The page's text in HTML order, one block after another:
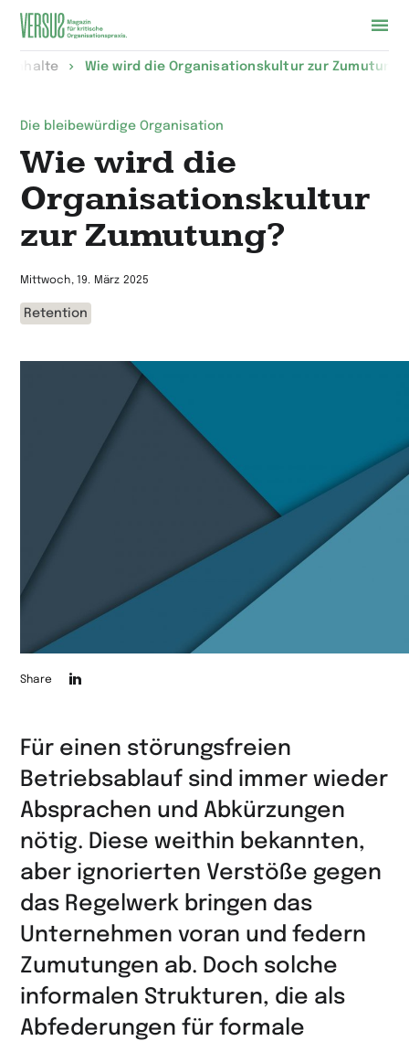
Zur
Inhalte Wie wird die Organisationskultur zur Zumutung?
Die bleibewürdige Organisation
Wie wird die
Organisationskultur
zur Zumutung?
Mittwoch, 19. März 2025
Retention
auf
LinkedIn
teilen
Share
Für einen störungsfreien
Betriebsablauf sind immer wieder
Absprachen und Abkürzungen
nötig. Diese weithin bekannten,
aber ignorierten Verstöße gegen
das Regelwerk bringen das
Unternehmen voran und federn
Zumutungen ab. Doch solche
informalen Strukturen, die als
Abfederungen für formale